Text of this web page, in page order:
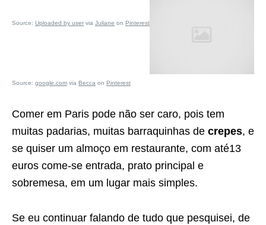
Source: Uploaded by user via Juliane on Pinterest
Source: google.com via Becca on Pinterest
Comer em Paris pode não ser caro, pois tem
muitas padarias, muitas barraquinhas de crepes, e
se quiser um almoço em restaurante, com até13
euros come-se entrada, prato principal e
sobremesa, em um lugar mais simples.
Se eu continuar falando de tudo que pesquisei, de